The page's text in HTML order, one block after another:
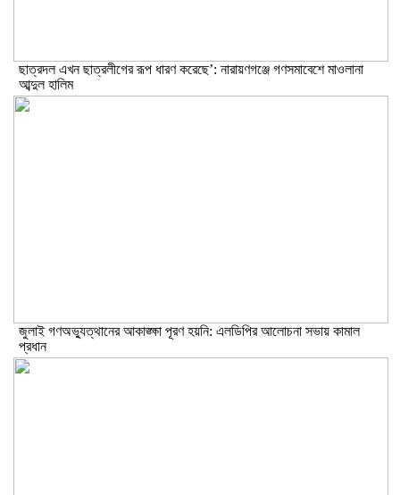
ছাত্রদল এখন ছাত্রলীগের রূপ ধারণ করেছে’: নারায়ণগঞ্জে গণসমাবেশে মাওলানা
আব্দুল হালিম
জুলাই গণঅভ্যুত্থানের আকাঙ্ক্ষা পূরণ হয়নি: এলডিপির আলোচনা সভায় কামাল
প্রধান